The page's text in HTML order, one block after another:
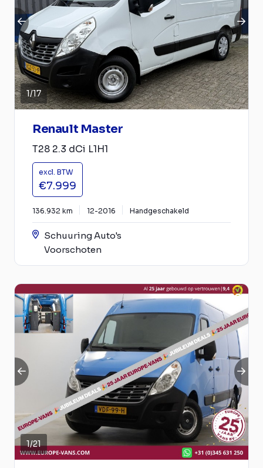
1/17
Renault Master
T28 2.3 dCi L1H1
excl. BTW
€7.999
136.932 km 12-2016 Handgeschakeld
Schuuring Auto's
Voorschoten
1/21